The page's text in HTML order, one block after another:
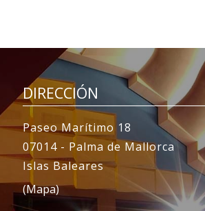
DIRECCIÓN
Paseo Marítimo 18
07014 - Palma de Mallorca
Islas Baleares
(Mapa)